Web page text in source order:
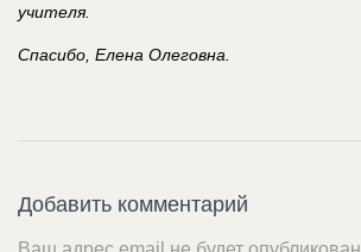
учителя.
Спасибо, Елена Олеговна.
Добавить комментарий